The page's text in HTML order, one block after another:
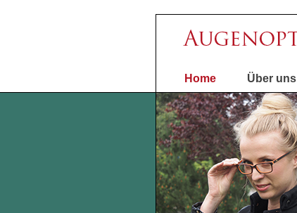
Home Über uns